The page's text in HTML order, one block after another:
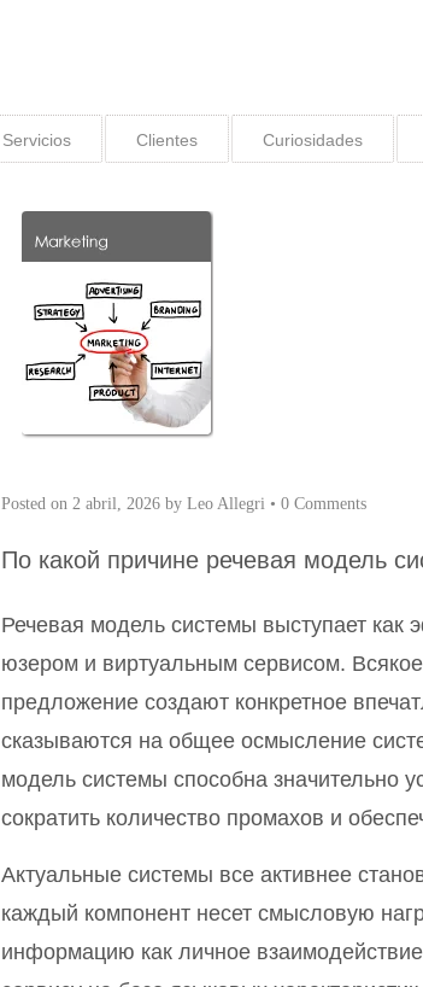
Servicios Clientes Curiosidades
Posted on 2 abril, 2026by Leo Allegri• 0 Comments
По какой причине речевая модель
Речевая модель системы выступает
юзером и виртуальным сервисом.
предложение создают конкретное
сказываются на общее осмысление
модель системы способна значительно
сократить количество промахов и
Актуальные системы все активнее
каждый компонент несет смысловую
информацию как личное